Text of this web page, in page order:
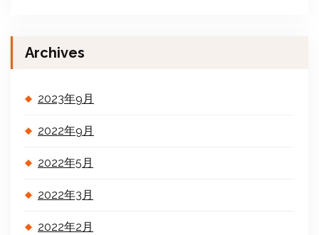
Archives
2023年9月
2022年9月
2022年5月
2022年3月
2022年2月